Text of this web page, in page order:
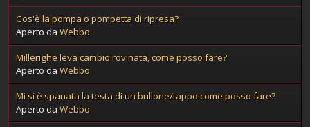
Cos'è la pompa o pompetta di ripresa?
Aperto da Webbo
Millerighe leva cambio rovinata, come posso fare?
Aperto da Webbo
Mi si è spanata la testa di un bullone/tappo come posso fare?
Aperto da Webbo